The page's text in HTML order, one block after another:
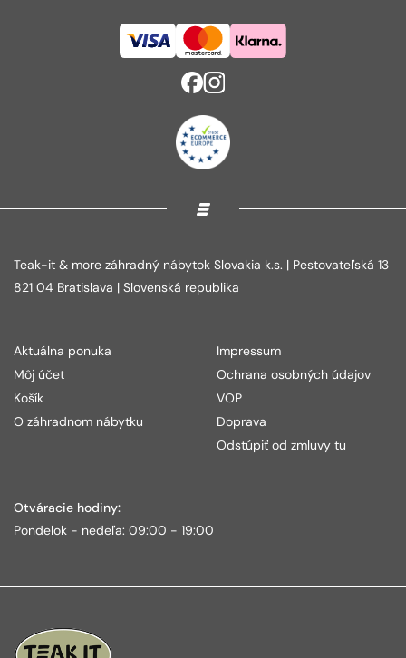
Teak-it & more záhradný nábytok Slovakia k.s. | Pestovateľská 13
821 04 Bratislava | Slovenská republika
Aktuálna ponuka
Môj účet
Košík
O záhradnom nábytku
Impressum
Ochrana osobných údajov
VOP
Doprava
Odstúpiť od zmluvy tu
Otváracie hodiny:
Pondelok - nedeľa: 09:00 - 19:00